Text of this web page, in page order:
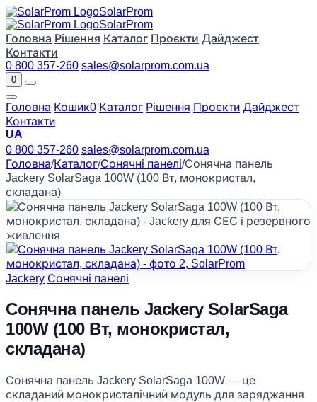
SolarProm
SolarProm
Головна Рішення Каталог Проєкти Дайджест
Контакти
0 800 357-260 sales@solarprom.com.ua
0
Головна Кошик0 Каталог Рішення Проєкти Дайджест
Контакти
UA
0 800 357-260 sales@solarprom.com.ua
Головна/Каталог/Сонячні панелі/Сонячна панель
Jackery SolarSaga 100W (100 Вт, монокристал,
складана)
Jackery Сонячні панелі
Сонячна панель Jackery SolarSaga
100W (100 Вт, монокристал,
складана)
Сонячна панель Jackery SolarSaga 100W — це
складаний монокристалічний модуль для заряджання